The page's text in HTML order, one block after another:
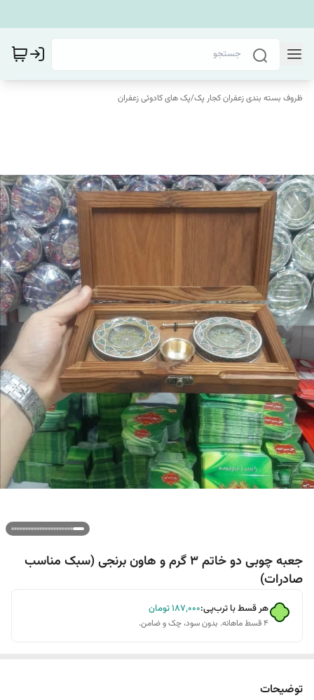
ظروف بسته بندی زعفران کجار پک/پک های کادوئی زعفران
جعبه چوبی دو خاتم 3 گرم و هاون برنجی (سبک مناسب
صادرات)
هر قسط با ترب‌پی:۱۸۷٬۰۰۰تومان
۴ قسط ماهانه. بدون سود، چک و ضامن.
توضیحات